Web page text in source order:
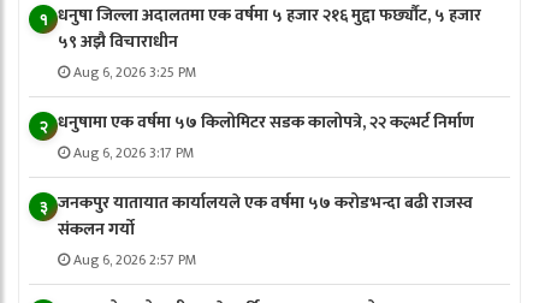
१ धनुषा जिल्ला अदालतमा एक वर्षमा ५ हजार २१६ मुद्दा फर्छ्यौट, ५ हजार
५९ अझै विचाराधीन
Aug 6, 2026 3:25 PM
२ धनुषामा एक वर्षमा ५७ किलोमिटर सडक कालोपत्रे, २२ कल्भर्ट निर्माण
Aug 6, 2026 3:17 PM
३ जनकपुर यातायात कार्यालयले एक वर्षमा ५७ करोडभन्दा बढी राजस्व
संकलन गर्याे
Aug 6, 2026 2:57 PM